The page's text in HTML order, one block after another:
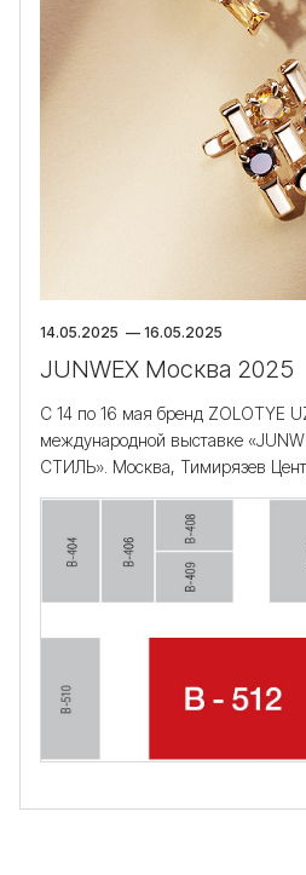
14.05.2025 — 16.05.2025
JUNWEX Москва 2025
С 14 по 16 мая бренд ZOLOTYE
международной выставке
СТИЛЬ». Москва, Тимирязев